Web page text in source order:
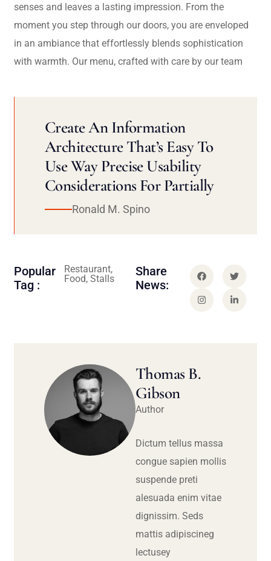
senses and leaves a lasting impression. From the
moment you step through our doors, you are enveloped
in an ambiance that effortlessly blends sophistication
with warmth. Our menu, crafted with care by our team
Create An Information
Architecture That’s Easy To
Use Way Precise Usability
Considerations For Partially
Ronald M. Spino
Popular
Tag :
Restaurant,
Food, Stalls
Share
News:
Thomas B.
Gibson
Author
Dictum tellus massa
congue sapien mollis
suspende preti
alesuada enim vitae
dignissim. Seds
mattis adipiscineg
lectusey